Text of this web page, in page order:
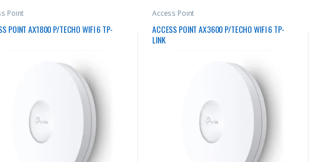
Point
POINT AX1800 P/TECHO WIFI 6 TP-
Access Point
ACCESS POINT AX3600 P/TECHO WIFI 6 TP-
LINK